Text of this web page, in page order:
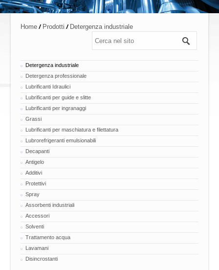
Home / Prodotti / Detergenza industriale
Detergenza industriale
Detergenza professionale
Lubrificanti Idraulici
Lubrificanti per guide e slitte
Lubrificanti per ingranaggi
Grassi
Lubrificanti per maschiatura e filettatura
Lubrorefrigeranti emulsionabili
Decapanti
Antigelo
Additivi
Protettivi
Spray
Assorbenti industriali
Accessori
Solventi
Trattamento acqua
Lavamani
Disincrostanti